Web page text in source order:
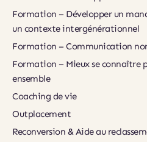
Formation – Développer un
un contexte intergénérationnel
Formation – Communication
Formation – Mieux se connaître
ensemble
Coaching de vie
Outplacement
Reconversion & Aide au